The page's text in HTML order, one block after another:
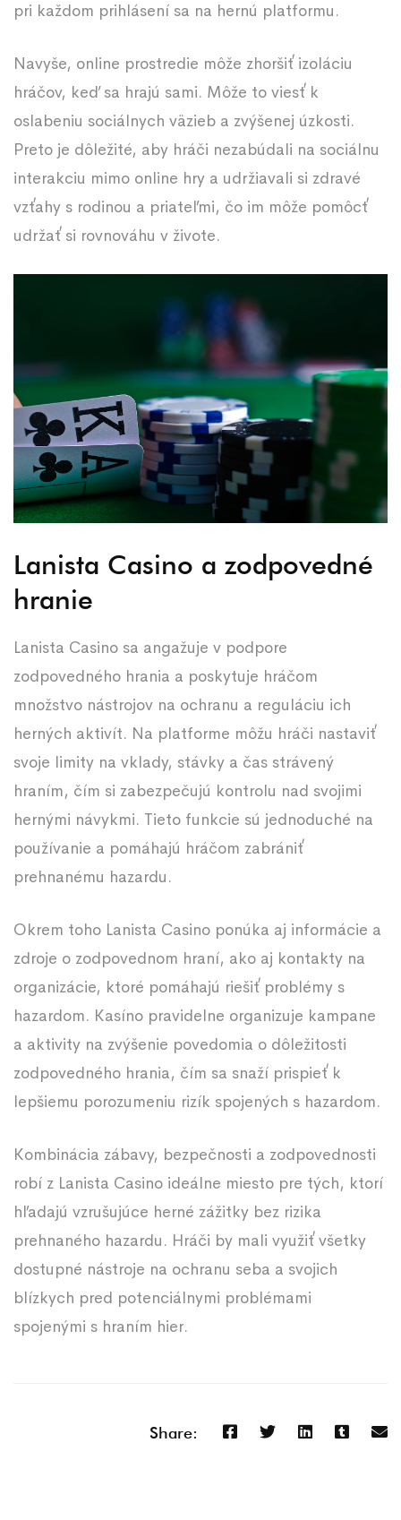
pri každom prihlásení sa na hernú platformu.
Navyše, online prostredie môže zhoršiť izoláciu
hráčov, keď sa hrajú sami. Môže to viesť k
oslabeniu sociálnych väzieb a zvýšenej úzkosti.
Preto je dôležité, aby hráči nezabúdali na sociálnu
interakciu mimo online hry a udržiavali si zdravé
vzťahy s rodinou a priateľmi, čo im môže pomôcť
udržať si rovnováhu v živote.
Lanista Casino a zodpovedné
hranie
Lanista Casino sa angažuje v podpore
zodpovedného hrania a poskytuje hráčom
množstvo nástrojov na ochranu a reguláciu ich
herných aktivít. Na platforme môžu hráči nastaviť
svoje limity na vklady, stávky a čas strávený
hraním, čím si zabezpečujú kontrolu nad svojimi
hernými návykmi. Tieto funkcie sú jednoduché na
používanie a pomáhajú hráčom zabrániť
prehnanému hazardu.
Okrem toho Lanista Casino ponúka aj informácie a
zdroje o zodpovednom hraní, ako aj kontakty na
organizácie, ktoré pomáhajú riešiť problémy s
hazardom. Kasíno pravidelne organizuje kampane
a aktivity na zvýšenie povedomia o dôležitosti
zodpovedného hrania, čím sa snaží prispieť k
lepšiemu porozumeniu rizík spojených s hazardom.
Kombinácia zábavy, bezpečnosti a zodpovednosti
robí z Lanista Casino ideálne miesto pre tých, ktorí
hľadajú vzrušujúce herné zážitky bez rizika
prehnaného hazardu. Hráči by mali využiť všetky
dostupné nástroje na ochranu seba a svojich
blízkych pred potenciálnymi problémami
spojenými s hraním hier.
Share: